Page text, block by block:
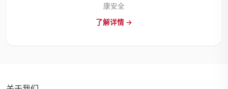
康安全
了解详情 →